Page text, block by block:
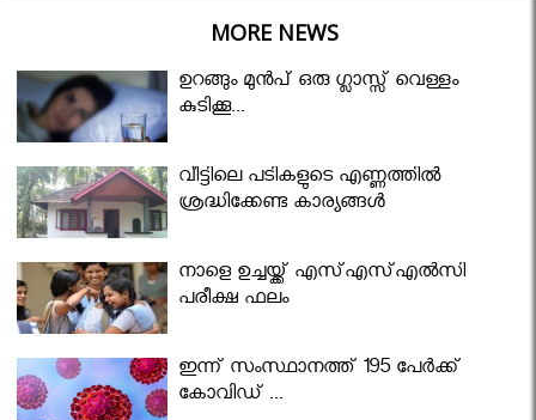
MORE NEWS
ഉറങ്ങും മുന്‍പ് ഒരു ഗ്ലാസ്സ് വെള്ളം
കുടിക്കൂ...
വീട്ടിലെ പടികളുടെ എണ്ണത്തിൽ
ശ്രദ്ധിക്കേണ്ട കാര്യങ്ങൾ
നാളെ ഉച്ചയ്ക്ക് എസ്എസ്എല്‍സി
പരീക്ഷ ഫലം
ഇന്ന് സംസ്ഥാനത്ത് 195 പേര്‍ക്ക്
കോവിഡ് ...